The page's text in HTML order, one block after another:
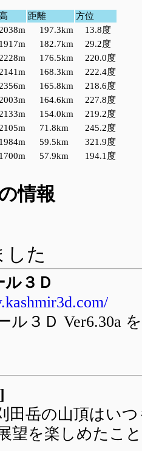
距離
方位
197.3km
13.8度
182.7km
29.2度
176.5km
220.0度
168.3km
222.4度
165.8km
218.6度
164.6km
227.8度
154.0km
219.2度
71.8km
245.2度
59.5km
321.9度
57.9km 194.1度
情報
した
３Ｄ
３Ｄ Ver6.30a
田岳の山頂はい
望を楽しめたこ